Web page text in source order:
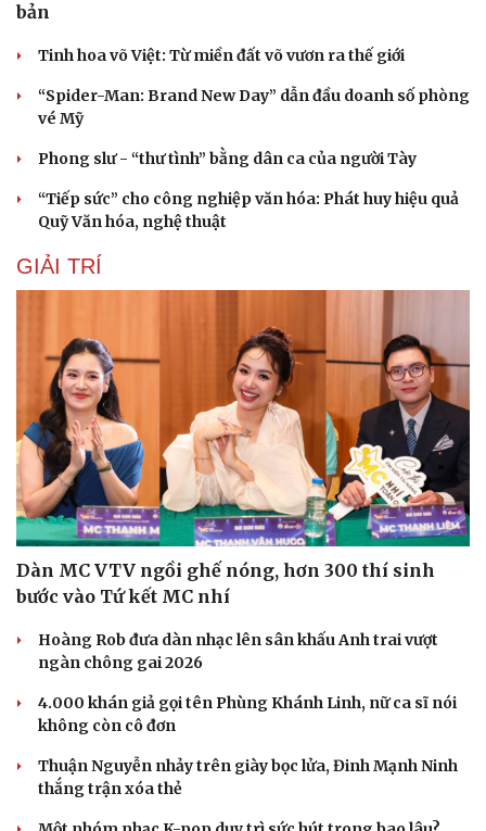
bản
Tinh hoa võ Việt: Từ miền đất võ vươn ra thế giới
“Spider-Man: Brand New Day” dẫn đầu doanh số phòng
vé Mỹ
Phong slư - “thư tình” bằng dân ca của người Tày
“Tiếp sức” cho công nghiệp văn hóa: Phát huy hiệu quả
Quỹ Văn hóa, nghệ thuật
GIẢI TRÍ
Dàn MC VTV ngồi ghế nóng, hơn 300 thí sinh
bước vào Tứ kết MC nhí
Hoàng Rob đưa dàn nhạc lên sân khấu Anh trai vượt
ngàn chông gai 2026
4.000 khán giả gọi tên Phùng Khánh Linh, nữ ca sĩ nói
không còn cô đơn
Thuận Nguyễn nhảy trên giày bọc lửa, Đinh Mạnh Ninh
thắng trận xóa thẻ